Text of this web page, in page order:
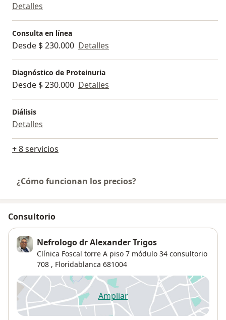
Detalles
Consulta en línea
Desde $ 230.000 Detalles
Diagnóstico de Proteinuria
Desde $ 230.000 Detalles
Diálisis
Detalles
+ 8 servicios
¿Cómo funcionan los precios?
Consultorio
Nefrologo dr Alexander Trigos
Clínica Foscal torre A piso 7 módulo 34 consultorio
708 , Floridablanca 681004
Ampliarse abre en una nueva